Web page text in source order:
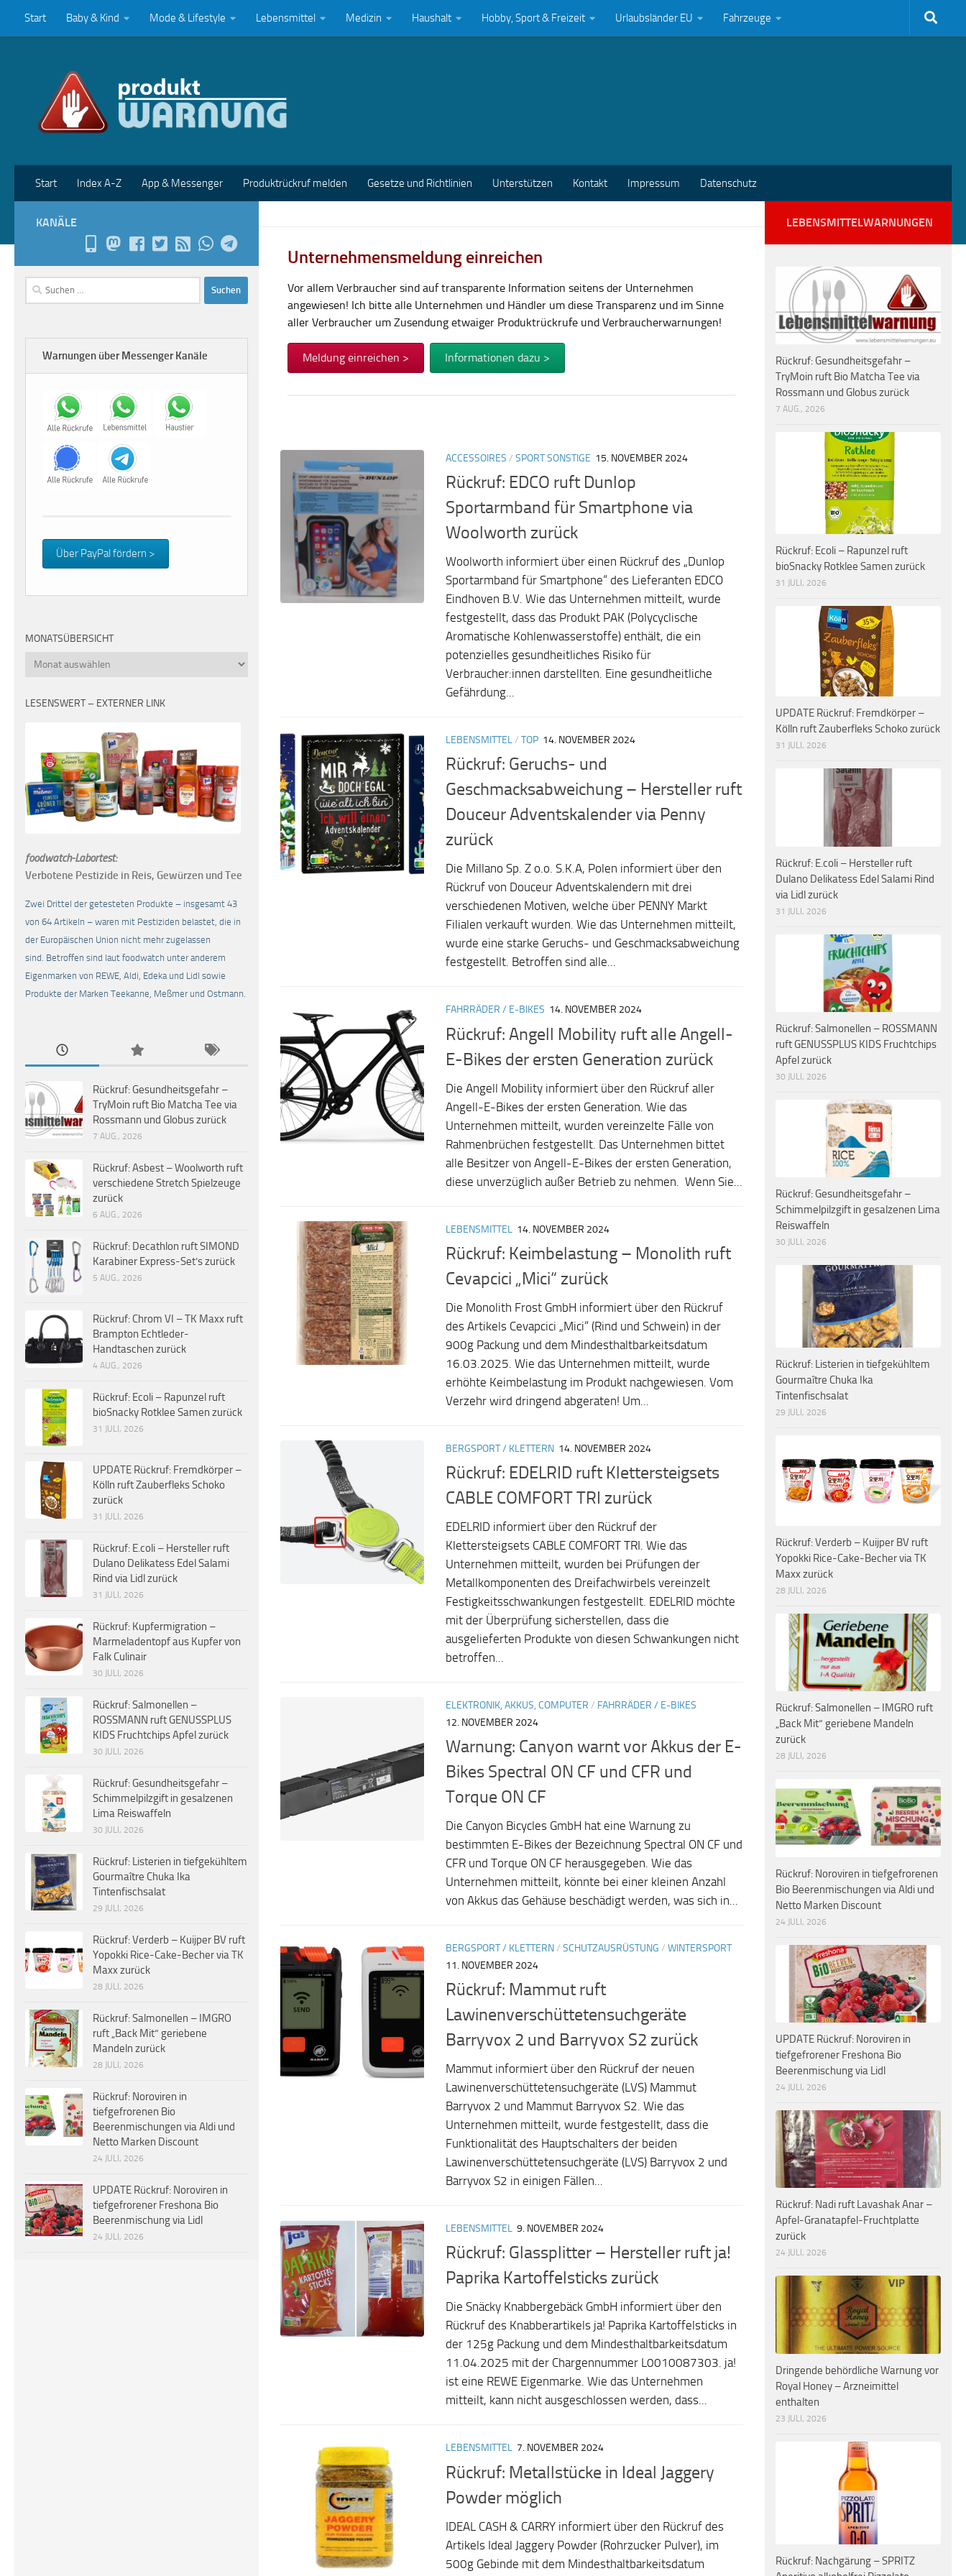
Zum Inhalt springen
Start Baby & Kind Mode & Lifestyle Lebensmittel Medizin Haushalt Hobby, Sport & Freizeit Urlaubsländer EU Fahrzeuge
Start Index A-Z App & Messenger Produktrückruf melden Gesetze und Richtlinien Unterstützen Kontakt Impressum Datenschutz
Unternehmensmeldung einreichen
Vor allem Verbraucher sind auf transparente Information seitens der Unternehmen
angewiesen! Ich bitte alle Unternehmen und Händler um diese Transparenz und im Sinne
aller Verbraucher um Zusendung etwaiger Produktrückrufe und Verbraucherwarnungen!
Meldung einreichen > Informationen dazu >
ACCESSOIRES / SPORT SONSTIGE 15. NOVEMBER 2024
Rückruf: EDCO ruft Dunlop
Sportarmband für Smartphone via
Woolworth zurück
Woolworth informiert über einen Rückruf des „Dunlop
Sportarmband für Smartphone“ des Lieferanten EDCO
Eindhoven B.V. Wie das Unternehmen mitteilt, wurde
festgestellt, dass das Produkt PAK (Polycyclische
Aromatische Kohlenwasserstoffe) enthält, die ein
potenzielles gesundheitliches Risiko für
Verbraucher:innen darstellten. Eine gesundheitliche
Gefährdung...
LEBENSMITTEL/ TOP 14. NOVEMBER 2024
Rückruf: Geruchs- und
Geschmacksabweichung – Hersteller ruft
Douceur Adventskalender via Penny
zurück
Die Millano Sp. Z o.o. S.K.A, Polen informiert über den
Rückruf von Douceur Adventskalendern mit drei
verschiedenen Motiven, welche über PENNY Markt
Filialen verkauft wurden. Wie das Unternehmen mitteilt,
wurde eine starke Geruchs- und Geschmacksabweichung
festgestellt. Betroffen sind alle...
FAHRRÄDER / E-BIKES 14. NOVEMBER 2024
Rückruf: Angell Mobility ruft alle Angell-
E-Bikes der ersten Generation zurück
Die Angell Mobility informiert über den Rückruf aller
Angell-E-Bikes der ersten Generation. Wie das
Unternehmen mitteilt, wurden vereinzelte Fälle von
Rahmenbrüchen festgestellt. Das Unternehmen bittet
alle Besitzer von Angell-E-Bikes der ersten Generation,
diese unverzüglich außer Betrieb zu nehmen. Wenn Sie...
LEBENSMITTEL 14. NOVEMBER 2024
Rückruf: Keimbelastung – Monolith ruft
Cevapcici „Mici“ zurück
Die Monolith Frost GmbH informiert über den Rückruf
des Artikels Cevapcici „Mici“ (Rind und Schwein) in der
900g Packung und dem Mindesthaltbarkeitsdatum
16.03.2025. Wie das Unternehmen mitteilt, wurde
erhöhte Keimbelastung im Produkt nachgewiesen. Vom
Verzehr wird dringend abgeraten! Um...
BERGSPORT / KLETTERN 14. NOVEMBER 2024
Rückruf: EDELRID ruft Klettersteigsets
CABLE COMFORT TRI zurück
EDELRID informiert über den Rückruf der
Klettersteigsets CABLE COMFORT TRI. Wie das
Unternehmen mitteilt, wurden bei Prüfungen der
Metallkomponenten des Dreifachwirbels vereinzelt
Festigkeitsschwankungen festgestellt. EDELRID möchte
mit der Überprüfung sicherstellen, dass die
ausgelieferten Produkte von diesen Schwankungen nicht
betroffen...
ELEKTRONIK, AKKUS, COMPUTER / FAHRRÄDER / E-BIKES
12. NOVEMBER 2024
Warnung: Canyon warnt vor Akkus der E-
Bikes Spectral ON CF und CFR und
Torque ON CF
Die Canyon Bicycles GmbH hat eine Warnung zu
bestimmten E-Bikes der Bezeichnung Spectral ON CF und
CFR und Torque ON CF herausgegeben. Wie das
Unternehmen mitteilt, könnte bei einer kleinen Anzahl
von Akkus das Gehäuse beschädigt werden, was sich in...
BERGSPORT / KLETTERN/ SCHUTZAUSRÜSTUNG / WINTERSPORT
11. NOVEMBER 2024
Rückruf: Mammut ruft
Lawinenverschüttetensuchgeräte
Barryvox 2 und Barryvox S2 zurück
Mammut informiert über den Rückruf der neuen
Lawinenverschüttetensuchgeräte (LVS) Mammut
Barryvox 2 und Mammut Barryvox S2. Wie das
Unternehmen mitteilt, wurde festgestellt, dass die
Funktionalität des Hauptschalters der beiden
Lawinenverschüttetensuchgeräte (LVS) Barryvox 2 und
Barryvox S2 in einigen Fällen...
LEBENSMITTEL 9. NOVEMBER 2024
Rückruf: Glassplitter – Hersteller ruft ja!
Paprika Kartoffelsticks zurück
Die Snäcky Knabbergebäck GmbH informiert über den
Rückruf des Knabberartikels ja! Paprika Kartoffelsticks in
der 125g Packung und dem Mindesthaltbarkeitsdatum
11.04.2025 mit der Chargennummer L0010087303. ja!
ist eine REWE Eigenmarke. Wie das Unternehmen
mitteilt, kann nicht ausgeschlossen werden, dass...
LEBENSMITTEL 7. NOVEMBER 2024
Rückruf: Metallstücke in Ideal Jaggery
Powder möglich
IDEAL CASH & CARRY informiert über den Rückruf des
Artikels Ideal Jaggery Powder (Rohrzucker Pulver), im
500g Gebinde mit dem Mindesthaltbarkeitsdatum
KANÄLE
Suchen
nach:
Warnungen über Messenger Kanäle
Über PayPal fördern >
MONATSÜBERSICHT
Monatsübersicht
LESENSWERT – EXTERNER LINK
foodwatch-Labortest:
Verbotene Pestizide in Reis, Gewürzen und Tee
Zwei Drittel der getesteten Produkte – insgesamt 43
von 64 Artikeln – waren mit Pestiziden belastet, die in
der Europäischen Union nicht mehr zugelassen
sind. Betroffen sind laut foodwatch unter anderem
Eigenmarken von REWE, Aldi, Edeka und Lidl sowie
Produkte der Marken Teekanne, Meßmer und Ostmann.
Rückruf: Gesundheitsgefahr –
TryMoin ruft Bio Matcha Tee via
Rossmann und Globus zurück
7 AUG., 2026
Rückruf: Asbest – Woolworth ruft
verschiedene Stretch Spielzeuge
zurück
6 AUG., 2026
Rückruf: Decathlon ruft SIMOND
Karabiner Express-Set’s zurück
5 AUG., 2026
Rückruf: Chrom VI – TK Maxx ruft
Brampton Echtleder-
Handtaschen zurück
4 AUG., 2026
Rückruf: Ecoli – Rapunzel ruft
bioSnacky Rotklee Samen zurück
31 JULI, 2026
UPDATE Rückruf: Fremdkörper –
Kölln ruft Zauberfleks Schoko
zurück
31 JULI, 2026
Rückruf: E.coli – Hersteller ruft
Dulano Delikatess Edel Salami
Rind via Lidl zurück
31 JULI, 2026
Rückruf: Kupfermigration –
Marmeladentopf aus Kupfer von
Falk Culinair
30 JULI, 2026
Rückruf: Salmonellen –
ROSSMANN ruft GENUSSPLUS
KIDS Fruchtchips Apfel zurück
30 JULI, 2026
Rückruf: Gesundheitsgefahr –
Schimmelpilzgift in gesalzenen
Lima Reiswaffeln
30 JULI, 2026
Rückruf: Listerien in tiefgekühltem
Gourmaître Chuka Ika
Tintenfischsalat
29 JULI, 2026
Rückruf: Verderb – Kuijper BV ruft
Yopokki Rice-Cake-Becher via TK
Maxx zurück
28 JULI, 2026
Rückruf: Salmonellen – IMGRO
ruft „Back Mit“ geriebene
Mandeln zurück
28 JULI, 2026
Rückruf: Noroviren in
tiefgefrorenen Bio
Beerenmischungen via Aldi und
Netto Marken Discount
24 JULI, 2026
UPDATE Rückruf: Noroviren in
tiefgefrorener Freshona Bio
Beerenmischung via Lidl
24 JULI, 2026
LEBENSMITTELWARNUNGEN
Rückruf: Gesundheitsgefahr –
TryMoin ruft Bio Matcha Tee via
Rossmann und Globus zurück
7 AUG., 2026
Rückruf: Ecoli – Rapunzel ruft
bioSnacky Rotklee Samen zurück
31 JULI, 2026
UPDATE Rückruf: Fremdkörper –
Kölln ruft Zauberfleks Schoko zurück
31 JULI, 2026
Rückruf: E.coli – Hersteller ruft
Dulano Delikatess Edel Salami Rind
via Lidl zurück
31 JULI, 2026
Rückruf: Salmonellen – ROSSMANN
ruft GENUSSPLUS KIDS Fruchtchips
Apfel zurück
30 JULI, 2026
Rückruf: Gesundheitsgefahr –
Schimmelpilzgift in gesalzenen Lima
Reiswaffeln
30 JULI, 2026
Rückruf: Listerien in tiefgekühltem
Gourmaître Chuka Ika
Tintenfischsalat
29 JULI, 2026
Rückruf: Verderb – Kuijper BV ruft
Yopokki Rice-Cake-Becher via TK
Maxx zurück
28 JULI, 2026
Rückruf: Salmonellen – IMGRO ruft
„Back Mit“ geriebene Mandeln
zurück
28 JULI, 2026
Rückruf: Noroviren in tiefgefrorenen
Bio Beerenmischungen via Aldi und
Netto Marken Discount
24 JULI, 2026
UPDATE Rückruf: Noroviren in
tiefgefrorener Freshona Bio
Beerenmischung via Lidl
24 JULI, 2026
Rückruf: Nadi ruft Lavashak Anar –
Apfel-Granatapfel-Fruchtplatte
zurück
24 JULI, 2026
Dringende behördliche Warnung vor
Royal Honey – Arzneimittel
enthalten
23 JULI, 2026
Rückruf: Nachgärung – SPRITZ